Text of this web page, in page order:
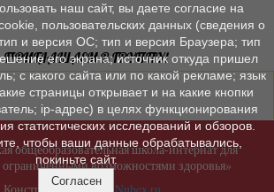
ПРИГЛАШАЕМ В ГРУППУ!
общеобразовательная школа-интернат для
возможностями здоровья»
сайтов Nubex.ru
наш сайт, вы даете согласие на
пользовательских данных (сведения о
и версия ОС; тип и версия Браузера; тип
его экрана; источник откуда пришел
с какого сайта или по какой рекламе; язык
страницы открывает и на какие кнопки
ip-адрес) в целях функционирования
статистических исследований и обзоров.
чтобы ваши данные обрабатывались,
покиньте сайт.
Согласен